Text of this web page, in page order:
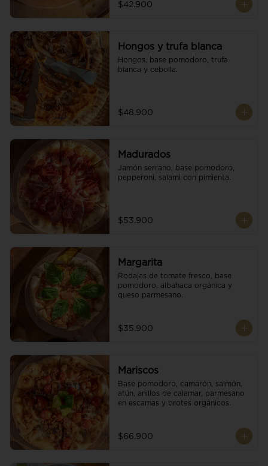
$42.900
Hongos y trufa blanca
Hongos, base pomodoro, trufa
blanca y cebolla.
$48.900
Madurados
Jamón serrano, base pomodoro,
pepperoni, salami con pimienta.
$53.900
Margarita
Rodajas de tomate fresco, base
pomodoro, albahaca orgánica y
queso parmesano.
$35.900
Mariscos
Base pomodoro, camarón, salmón,
atún, anillos de calamar, parmesano
en escamas y brotes orgánicos.
$66.900